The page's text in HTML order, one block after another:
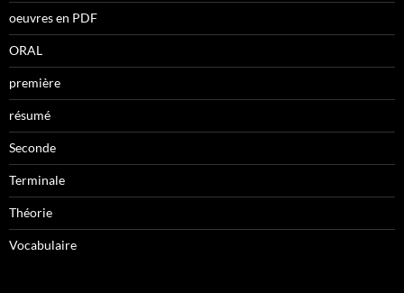
oeuvres en PDF
ORAL
première
résumé
Seconde
Terminale
Théorie
Vocabulaire